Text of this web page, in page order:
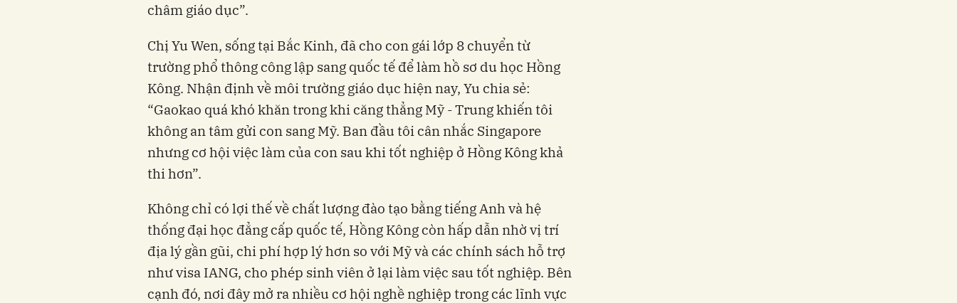
châm giáo dục”.
Chị Yu Wen, sống tại Bắc Kinh, đã cho con gái lớp 8 chuyển từ
trường phổ thông công lập sang quốc tế để làm hồ sơ du học Hồng
Kông. Nhận định về môi trường giáo dục hiện nay, Yu chia sẻ:
“Gaokao quá khó khăn trong khi căng thẳng Mỹ - Trung khiến tôi
không an tâm gửi con sang Mỹ. Ban đầu tôi cân nhắc Singapore
nhưng cơ hội việc làm của con sau khi tốt nghiệp ở Hồng Kông khả
thi hơn”.
Không chỉ có lợi thế về chất lượng đào tạo bằng tiếng Anh và hệ
thống đại học đẳng cấp quốc tế, Hồng Kông còn hấp dẫn nhờ vị trí
địa lý gần gũi, chi phí hợp lý hơn so với Mỹ và các chính sách hỗ trợ
như visa IANG, cho phép sinh viên ở lại làm việc sau tốt nghiệp. Bên
cạnh đó, nơi đây mở ra nhiều cơ hội nghề nghiệp trong các lĩnh vực